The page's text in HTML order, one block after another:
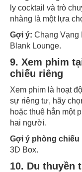
ly cocktail và trò
nhàng là một lựa
Gợi ý: Chạng Vạng
Blank Lounge.
9. Xem phim
chiếu riêng
Xem phim là hoạt
sự riêng tư, hãy
hoặc thuê hẳn một
hai người.
Gợi ý phòng chiếu
3D Box.
10. Du thuyền